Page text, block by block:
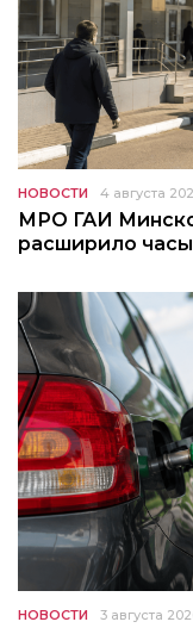
НОВОСТИ 4 августа
МРО ГАИ
расширило
НОВОСТИ 3 августа